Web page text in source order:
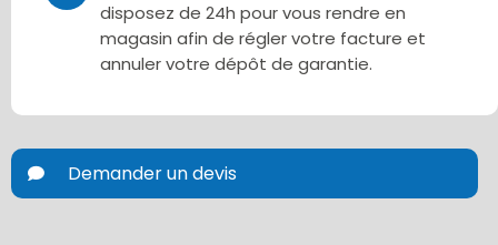
disposez de 24h pour vous rendre en
magasin afin de régler votre facture et
annuler votre dépôt de garantie.
Demander un devis